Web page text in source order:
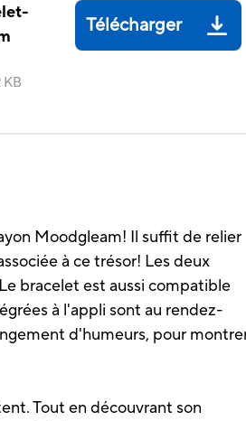
KB
Télécharger
Moodgleam! Il suffit de relier
à ce trésor! Les deux
bracelet est aussi compatible
à l'appli sont au rendez-
d'humeurs, pour
Tout en découvrant son